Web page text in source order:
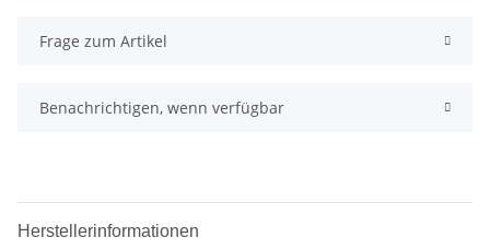
Frage zum Artikel
Benachrichtigen, wenn verfügbar
Herstellerinformationen